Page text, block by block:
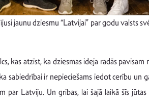
jaunu dziesmu “Latvijai” par godu valsts
kas atzīst, ka dziesmas ideja radās
ir nepieciešams iedot cerību un
Latviju. Un gribas, lai šajā laikā šīs